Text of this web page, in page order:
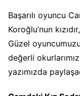
Başarılı oyuncu
Koroğlu’nun
Güzel
değerli
yazımızda